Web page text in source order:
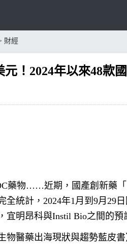
財經
元！2024年以來48款
藥物……近期，國產創新藥
全統計，2024年1月到9月29
宜明昂科與Instil Bio之間的
物醫藥出海現狀與趨勢藍皮